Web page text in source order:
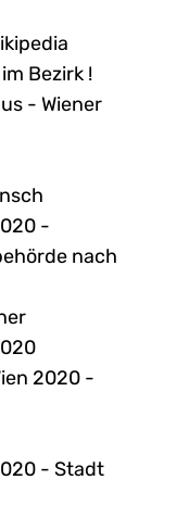
Bezirk !
- Wiener
-
nach
2020 -
- Stadt